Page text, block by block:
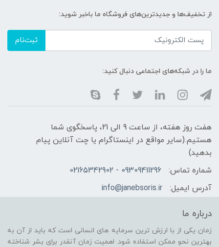
از تخفیف‌ها و جدیدترین‌های فروشگاه ما باخبر شوید:
ثبت‌نام
ما را در شبکه‌های اجتماعی دنبال کنید:
هفت روز هفته، از ساعت 9 الی 21، پاسخگوی شما
هستیم.(سایر مواقع در اینستاگرام یا چت آنلاین پیام
بدهید)
شماره تماس:
09309411296 - 02165342902
آدرس ایمیل:
info@janebsoris.ir
درباره ما
زمان یکی از با ارزش ترین سرمایه های انسانی است که باید از آن به
بهترین نحو ممکن استفاده شود. اهمیت زمان آنقدر برای بشر شناخته